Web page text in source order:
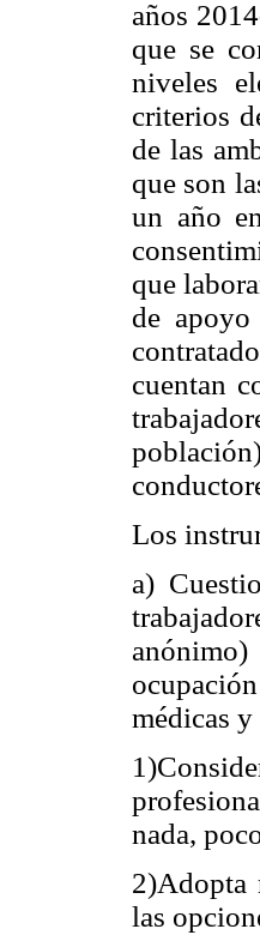
años
que se
niveles
criterios
de las
que son
un año
que
de
cuentan
Los
a)
médicas
nada,
2)Adopta
las